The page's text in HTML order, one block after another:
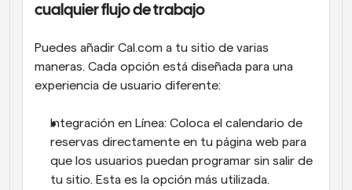
cualquier flujo de trabajo
Puedes añadir Cal.com a tu sitio de varias
maneras. Cada opción está diseñada para una
experiencia de usuario diferente:
Integración en Línea: Coloca el calendario de
reservas directamente en tu página web para
que los usuarios puedan programar sin salir de
tu sitio. Esta es la opción más utilizada.